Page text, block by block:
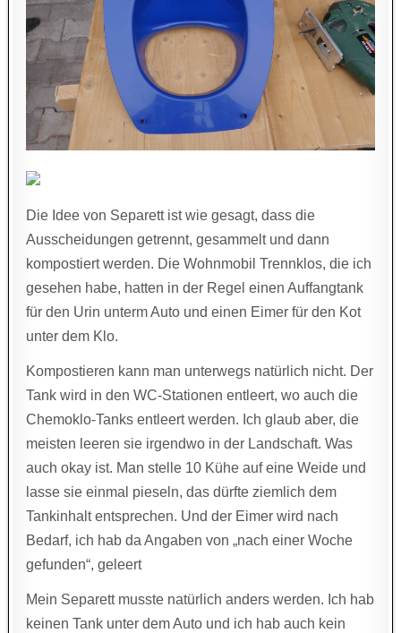
Die Idee von Separett ist wie gesagt, dass die
Ausscheidungen getrennt, gesammelt und dann
kompostiert werden. Die Wohnmobil Trennklos, die ich
gesehen habe, hatten in der Regel einen Auffangtank
für den Urin unterm Auto und einen Eimer für den Kot
unter dem Klo.
Kompostieren kann man unterwegs natürlich nicht. Der
Tank wird in den WC-Stationen entleert, wo auch die
Chemoklo-Tanks entleert werden. Ich glaub aber, die
meisten leeren sie irgendwo in der Landschaft. Was
auch okay ist. Man stelle 10 Kühe auf eine Weide und
lasse sie einmal pieseln, das dürfte ziemlich dem
Tankinhalt entsprechen. Und der Eimer wird nach
Bedarf, ich hab da Angaben von „nach einer Woche
gefunden“, geleert
Mein Separett musste natürlich anders werden. Ich hab
keinen Tank unter dem Auto und ich hab auch kein